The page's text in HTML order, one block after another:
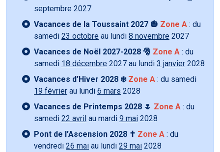
septembre 2027
Vacances de la Toussaint 2027 🎃 Zone A : du
samedi 23 octobre au lundi 8 novembre 2027
Vacances de Noël 2027-2028 🎅 Zone A : du
samedi 18 décembre 2027 au lundi 3 janvier 2028
Vacances d’Hiver 2028 ❄️ Zone A : du samedi
19 février au lundi 6 mars 2028
Vacances de Printemps 2028 🌷 Zone A : du
samedi 22 avril au mardi 9 mai 2028
Pont de l’Ascension 2028 ✝️ Zone A : du
vendredi 26 mai au lundi 29 mai 2028